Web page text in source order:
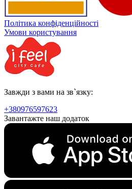
Політика конфіденційності
Умови користування
Завжди з вами на зв`язку:
+380976597623
Завантажте наш додаток